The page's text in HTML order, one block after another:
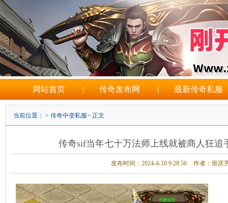
网站首页 | 传奇发布网 | 最新传奇私服
当前位置： > 传奇中变私服> 正文
传奇sif当年七十万法师上线就被商人狂追
发布时间：2024-4-10 9:28:56 作者：班庆